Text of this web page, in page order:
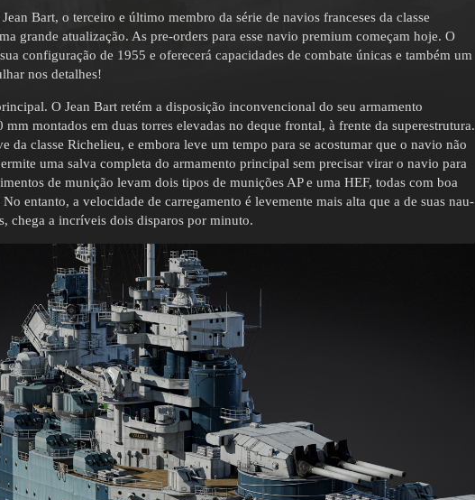
Bart, o terceiro e último membro da série de navios franceses da classe
grande atualização. As pre-orders para esse navio premium começam hoje. O
configuração de 1955 e oferecerá capacidades de combate únicas e também um
nos detalhes!
O Jean Bart retém a disposição inconvencional do seu armamento
montados em duas torres elevadas no deque frontal, à frente da superestrutura.
da classe Richelieu, e embora leve um tempo para se acostumar que o navio não
uma salva completa do armamento principal sem precisar virar o navio para
de munição levam dois tipos de munições AP e uma HEF, todas com boa
entanto, a velocidade de carregamento é levemente mais alta que a de suas nau-
chega a incríveis dois disparos por minuto.